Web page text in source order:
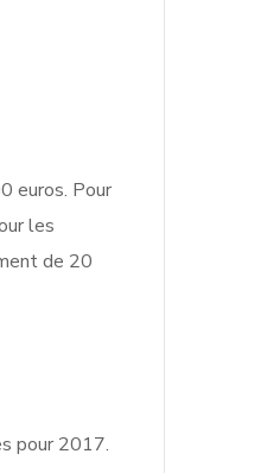
euros. Pour
les
de 20
pour 2017.